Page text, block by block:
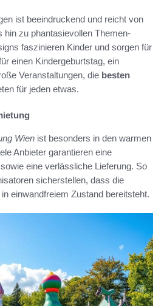
ist beeindruckend und reicht von
hin zu phantasievollen Themen-
faszinieren Kinder und sorgen für
einen Kindergeburtstag, ein
Veranstaltungen, die besten
für jeden etwas.
Wien ist besonders in den warmen
Anbieter garantieren eine
eine verlässliche Lieferung. So
sicherstellen, dass die
einwandfreiem Zustand bereitsteht.